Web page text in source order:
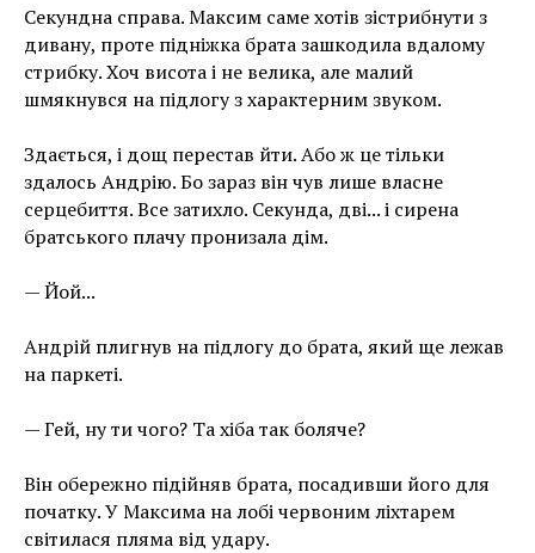
Секундна справа. Максим саме хотів зістрибнути з
дивану, проте підніжка брата зашкодила вдалому
стрибку. Хоч висота і не велика, але малий
шмякнувся на підлогу з характерним звуком.
Здається, і дощ перестав йти. Або ж це тільки
здалось Андрію. Бо зараз він чув лише власне
серцебиття. Все затихло. Секунда, дві... і сирена
братського плачу пронизала дім.
— Йой...
Андрій плигнув на підлогу до брата, який ще лежав
на паркеті.
— Гей, ну ти чого? Та хіба так боляче?
Він обережно підійняв брата, посадивши його для
початку. У Максима на лобі червоним ліхтарем
світилася пляма від удару.